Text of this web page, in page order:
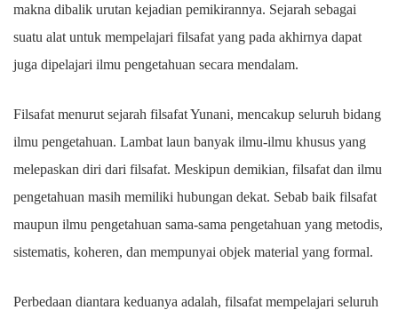
makna dibalik urutan kejadian pemikirannya. Sejarah sebagai
suatu alat untuk mempelajari filsafat yang pada akhirnya dapat
juga dipelajari ilmu pengetahuan secara mendalam.
Filsafat menurut sejarah filsafat Yunani, mencakup seluruh bidang
ilmu pengetahuan. Lambat laun banyak ilmu-ilmu khusus yang
melepaskan diri dari filsafat. Meskipun demikian, filsafat dan ilmu
pengetahuan masih memiliki hubungan dekat. Sebab baik filsafat
maupun ilmu pengetahuan sama-sama pengetahuan yang metodis,
sistematis, koheren, dan mempunyai objek material yang formal.
Perbedaan diantara keduanya adalah, filsafat mempelajari seluruh